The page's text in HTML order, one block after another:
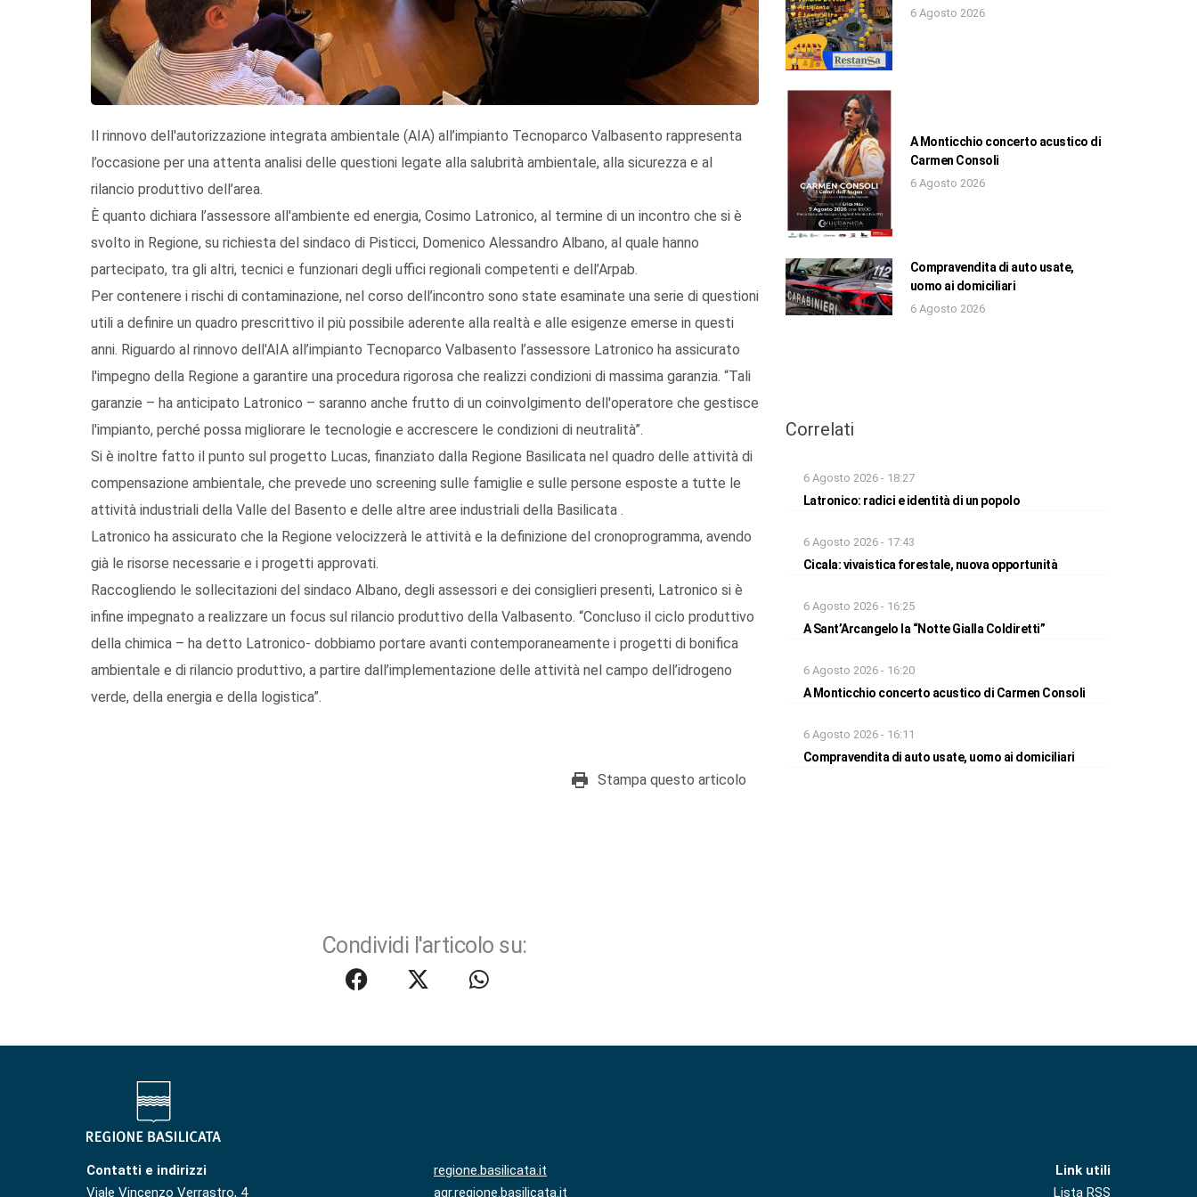
Il rinnovo dell'autorizzazione integrata ambientale (AIA) all’impianto Tecnoparco Valbasento rappresenta
l’occasione per una attenta analisi delle questioni legate alla salubrità ambientale, alla sicurezza e al
rilancio produttivo dell’area.
È quanto dichiara l’assessore all'ambiente ed energia, Cosimo Latronico, al termine di un incontro che si è
svolto in Regione, su richiesta del sindaco di Pisticci, Domenico Alessandro Albano, al quale hanno
partecipato, tra gli altri, tecnici e funzionari degli uffici regionali competenti e dell’Arpab.
Per contenere i rischi di contaminazione, nel corso dell’incontro sono state esaminate una serie di questioni
utili a definire un quadro prescrittivo il più possibile aderente alla realtà e alle esigenze emerse in questi
anni. Riguardo al rinnovo dell'AIA all’impianto Tecnoparco Valbasento l’assessore Latronico ha assicurato
l'impegno della Regione a garantire una procedura rigorosa che realizzi condizioni di massima garanzia. “Tali
garanzie – ha anticipato Latronico – saranno anche frutto di un coinvolgimento dell'operatore che gestisce
l'impianto, perché possa migliorare le tecnologie e accrescere le condizioni di neutralità”.
Si è inoltre fatto il punto sul progetto Lucas, finanziato dalla Regione Basilicata nel quadro delle attività di
compensazione ambientale, che prevede uno screening sulle famiglie e sulle persone esposte a tutte le
attività industriali della Valle del Basento e delle altre aree industriali della Basilicata .
Latronico ha assicurato che la Regione velocizzerà le attività e la definizione del cronoprogramma, avendo
già le risorse necessarie e i progetti approvati.
Raccogliendo le sollecitazioni del sindaco Albano, degli assessori e dei consiglieri presenti, Latronico si è
infine impegnato a realizzare un focus sul rilancio produttivo della Valbasento. “Concluso il ciclo produttivo
della chimica – ha detto Latronico- dobbiamo portare avanti contemporaneamente i progetti di bonifica
ambientale e di rilancio produttivo, a partire dall’implementazione delle attività nel campo dell’idrogeno
verde, della energia e della logistica”.
Stampa questo articolo
Condividi l'articolo su:
6 Agosto 2026
A Monticchio concerto acustico di
Carmen Consoli
6 Agosto 2026
Compravendita di auto usate,
uomo ai domiciliari
6 Agosto 2026
Correlati
6 Agosto 2026 - 18:27
Latronico: radici e identità di un popolo
6 Agosto 2026 - 17:43
Cicala: vivaistica forestale, nuova opportunità
6 Agosto 2026 - 16:25
A Sant’Arcangelo la “Notte Gialla Coldiretti”
6 Agosto 2026 - 16:20
A Monticchio concerto acustico di Carmen Consoli
6 Agosto 2026 - 16:11
Compravendita di auto usate, uomo ai domiciliari
Contatti e indirizzi
Viale Vincenzo Verrastro, 4
regione.basilicata.it
agr.regione.basilicata.it
Link utili
Lista RSS